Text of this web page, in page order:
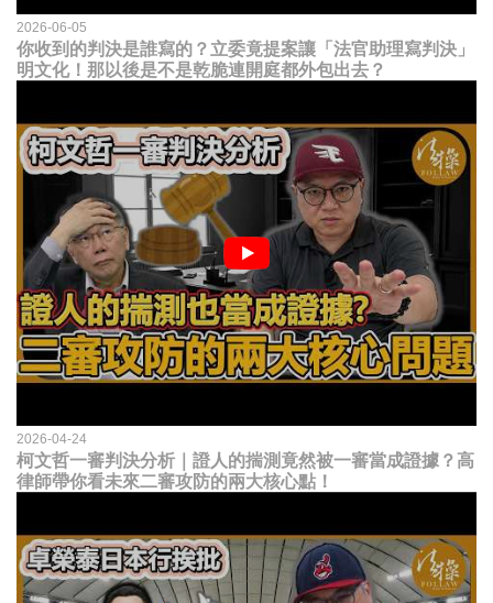
2026-06-05
你收到的判決是誰寫的？立委竟提案讓「法官助理寫判決」
明文化！那以後是不是乾脆連開庭都外包出去？
2026-04-24
柯文哲一審判決分析｜證人的揣測竟然被一審當成證據？高
律師帶你看未來二審攻防的兩大核心點！